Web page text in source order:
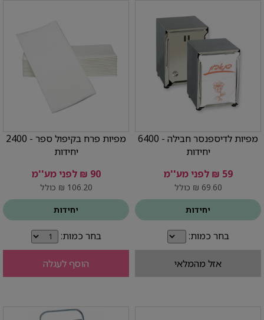
מפיות לדיספנסר חבילה - 6400
יחידות
59 ₪ לפני מע''מ
69.60 ₪ כולל
יחידות
בחר כמות:
אזל מהמלאי
מפיות פרח בקיפול ספר - 2400
יחידות
90 ₪ לפני מע''מ
106.20 ₪ כולל
יחידות
בחר כמות:
הוסף לעגלה